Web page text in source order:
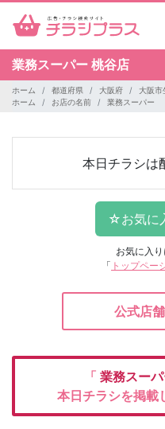
業務スーパー 桃谷店
ホーム 都道府県 大阪府
大阪市
ホーム
お店の名前 業務スーパー
本日チラシは
お気に入
「 トップペー
公式店
「 業務スー
本日チラシを掲載